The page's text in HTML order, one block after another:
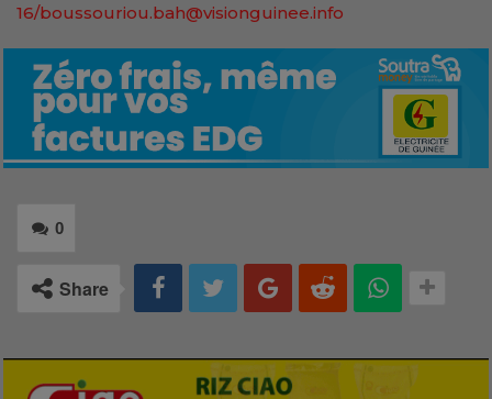
16/boussouriou.bah@visionguinee.info
0
Share